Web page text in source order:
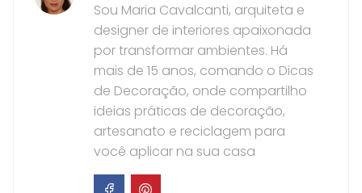
Sou Maria Cavalcanti, arquiteta e
designer de interiores apaixonada
por transformar ambientes. Há
mais de 15 anos, comando o Dicas
de Decoração, onde compartilho
ideias práticas de decoração,
artesanato e reciclagem para
você aplicar na sua casa